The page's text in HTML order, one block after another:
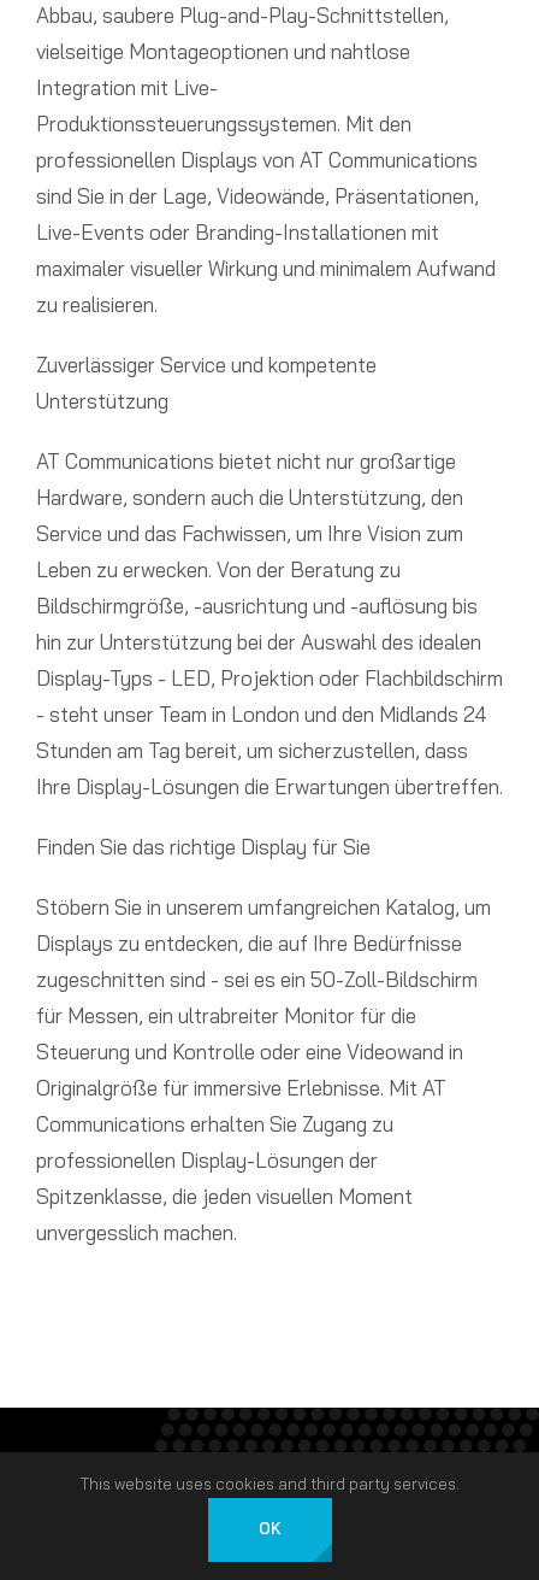
Abbau, saubere Plug-and-Play-Schnittstellen,
vielseitige Montageoptionen und nahtlose
Integration mit Live-
Produktionssteuerungssystemen. Mit den
professionellen Displays von AT Communications
sind Sie in der Lage, Videowände, Präsentationen,
Live-Events oder Branding-Installationen mit
maximaler visueller Wirkung und minimalem Aufwand
zu realisieren.
Zuverlässiger Service und kompetente
Unterstützung
AT Communications bietet nicht nur großartige
Hardware, sondern auch die Unterstützung, den
Service und das Fachwissen, um Ihre Vision zum
Leben zu erwecken. Von der Beratung zu
Bildschirmgröße, -ausrichtung und -auflösung bis
hin zur Unterstützung bei der Auswahl des idealen
Display-Typs - LED, Projektion oder Flachbildschirm
- steht unser Team in London und den Midlands 24
Stunden am Tag bereit, um sicherzustellen, dass
Ihre Display-Lösungen die Erwartungen übertreffen.
Finden Sie das richtige Display für Sie
Stöbern Sie in unserem umfangreichen Katalog, um
Displays zu entdecken, die auf Ihre Bedürfnisse
zugeschnitten sind - sei es ein 50-Zoll-Bildschirm
für Messen, ein ultrabreiter Monitor für die
Steuerung und Kontrolle oder eine Videowand in
Originalgröße für immersive Erlebnisse. Mit AT
Communications erhalten Sie Zugang zu
professionellen Display-Lösungen der
Spitzenklasse, die jeden visuellen Moment
unvergesslich machen.
This website uses cookies and third party services.
OK